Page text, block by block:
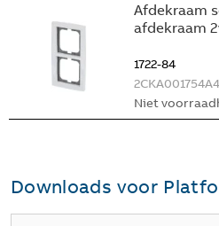
Afdekraam
afdekraam
1722-84
Niet
Downloads voor